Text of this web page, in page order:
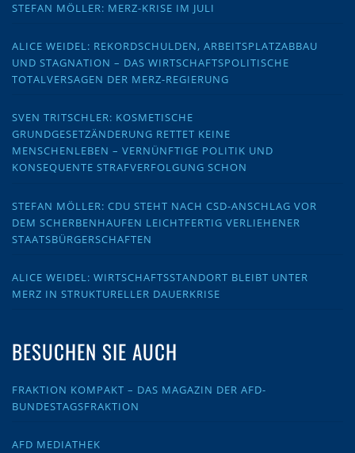
STEFAN MÖLLER: MERZ-KRISE IM JULI
ALICE WEIDEL: REKORDSCHULDEN, ARBEITSPLATZABBAU
UND STAGNATION – DAS WIRTSCHAFTSPOLITISCHE
TOTALVERSAGEN DER MERZ-REGIERUNG
SVEN TRITSCHLER: KOSMETISCHE
GRUNDGESETZÄNDERUNG RETTET KEINE
MENSCHENLEBEN – VERNÜNFTIGE POLITIK UND
KONSEQUENTE STRAFVERFOLGUNG SCHON
STEFAN MÖLLER: CDU STEHT NACH CSD-ANSCHLAG VOR
DEM SCHERBENHAUFEN LEICHTFERTIG VERLIEHENER
STAATSBÜRGERSCHAFTEN
ALICE WEIDEL: WIRTSCHAFTSSTANDORT BLEIBT UNTER
MERZ IN STRUKTURELLER DAUERKRISE
BESUCHEN SIE AUCH
FRAKTION KOMPAKT – DAS MAGAZIN DER AFD-
BUNDESTAGSFRAKTION
AFD MEDIATHEK